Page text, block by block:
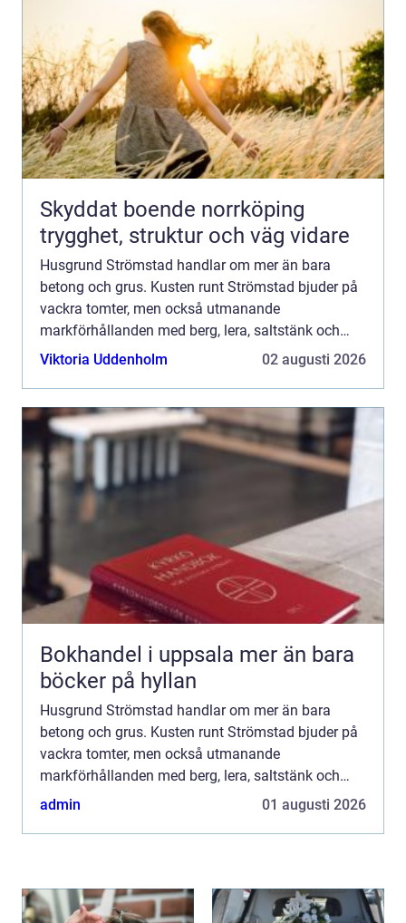
Skyddat boende norrköping
trygghet, struktur och väg vidare
Husgrund Strömstad handlar om mer än bara
betong och grus. Kusten runt Strömstad bjuder på
vackra tomter, men också utmanande
markförhållanden med berg, lera, saltstänk och
variationer i vattennivå. F&...
Viktoria Uddenholm 02 augusti 2026
Bokhandel i uppsala mer än bara
böcker på hyllan
Husgrund Strömstad handlar om mer än bara
betong och grus. Kusten runt Strömstad bjuder på
vackra tomter, men också utmanande
markförhållanden med berg, lera, saltstänk och
variationer i vattennivå. F&...
admin 01 augusti 2026